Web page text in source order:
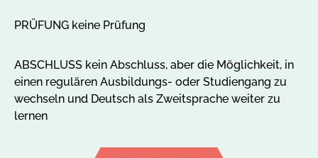
PRÜFUNG keine Prüfung
ABSCHLUSS kein Abschluss, aber die Möglichkeit, in
einen regulären Ausbildungs- oder Studiengang zu
wechseln und Deutsch als Zweitsprache weiter zu
lernen